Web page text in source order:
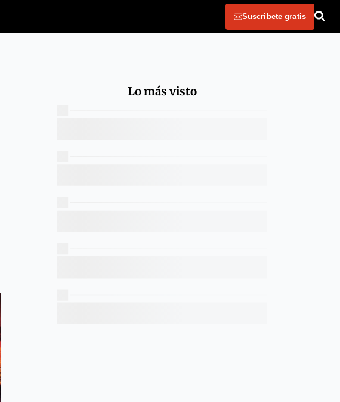
Suscribete gratis
Lo más visto